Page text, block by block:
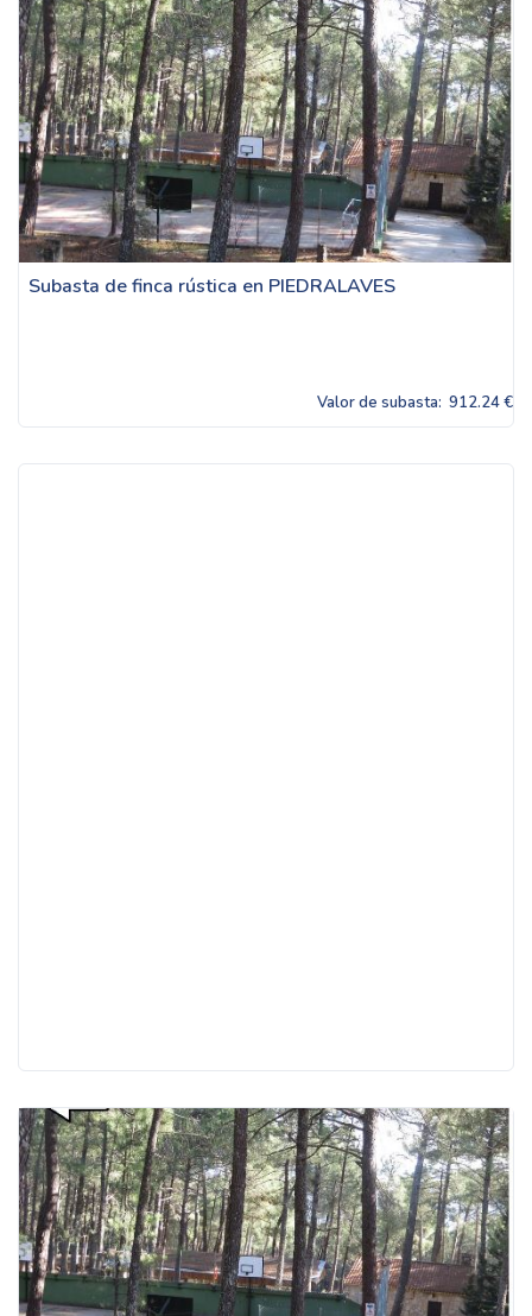
Subasta de finca rústica en PIEDRALAVES
Valor de subasta: 912.24 €